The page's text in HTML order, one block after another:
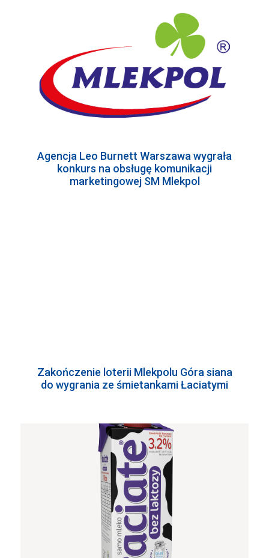
Agencja Leo Burnett Warszawa wygrała
konkurs na obsługę komunikacji
marketingowej SM Mlekpol
Zakończenie loterii Mlekpolu Góra siana
do wygrania ze śmietankami Łaciatymi